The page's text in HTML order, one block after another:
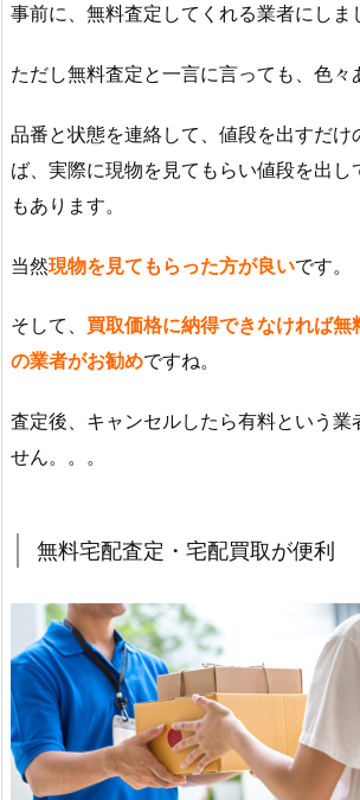
事前に、無料査定してくれる業者にしま
ただし無料査定と一言に言っても、色々
品番と状態を連絡して、値段を出すだけ
ば、実際に現物を見てもらい値段を出し
もあります。
当然現物を見てもらった方が良いです。
そして、 買取価格に納得できなければ
の業者がお勧めですね。
査定後、キャンセルしたら有料という業
せん。。。
無料宅配査定・宅配買取が便利